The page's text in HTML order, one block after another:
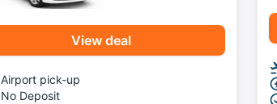
View deal
Airport pick-up
No Deposit